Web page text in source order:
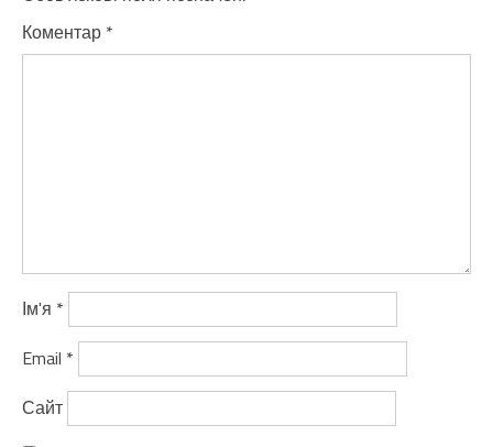
Коментар *
Ім'я *
Email *
Сайт